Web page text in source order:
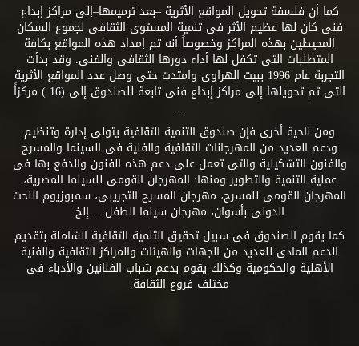
كما أن فلسفة تحويل المواقع الأثرية –بعد ترميمها–إلى مراكز إبداع
فنى كان لها عظيم الأثر فى تنمية المستوى الثقافى لجموع السكان
المحيطين بهذه المراكز وخصوصاً أنه تم إمداد هذه المواقع بكافة
المتطلبات التى تكفل لها أداء دورها الثقافى والفنى. وقد بدأت
التجربة عام 1996 ببيت الهراوى وامتدت حتى وصل عدد المواقع الأثرية
التى تم تحويلها إلى مراكز إبداع فنى تابعة للصندوق إلى (16 ) مركزاً
.. .
ومن ناحية أخرى فإن صندوق التنمية الثقافية يتولى إدارة وتنظيم
ودعم العديد من المهرجانات الثقافية والفنية فى السينما والمسرح
والفنون التشكيلية والتى تعمل على دعم هذه الفنون والدفع بها فى
عملية التنمية والتطوير ومنها: المهرجان القومى للسينما المصرية،
المهرجان القومى للمسرح، مهرجان المسرح التجريبى، سمبوزيوم النحت
الدولى بأسوان، مهرجان سينما الطفل.....إلخ
كما يقوم الصندوق فى سبيل تحقيق التنمية الثقافية الشاملة بتقديم
الدعم المادى للعديد من الجهات والهيئات والمراكز الثقافية والفنية
الأهلية والحكومية وكذلك يقوم بدعم شباب الفنانين والأدباء فى
مختلف فروع الثقافة.